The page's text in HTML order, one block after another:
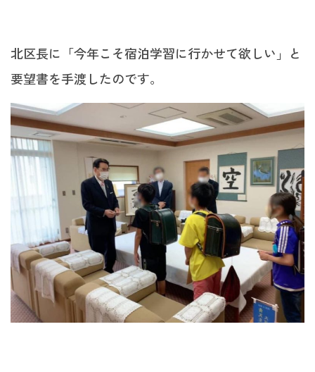
北区長に「今年こそ宿泊学習に行かせて欲しい」と
要望書を手渡したのです。